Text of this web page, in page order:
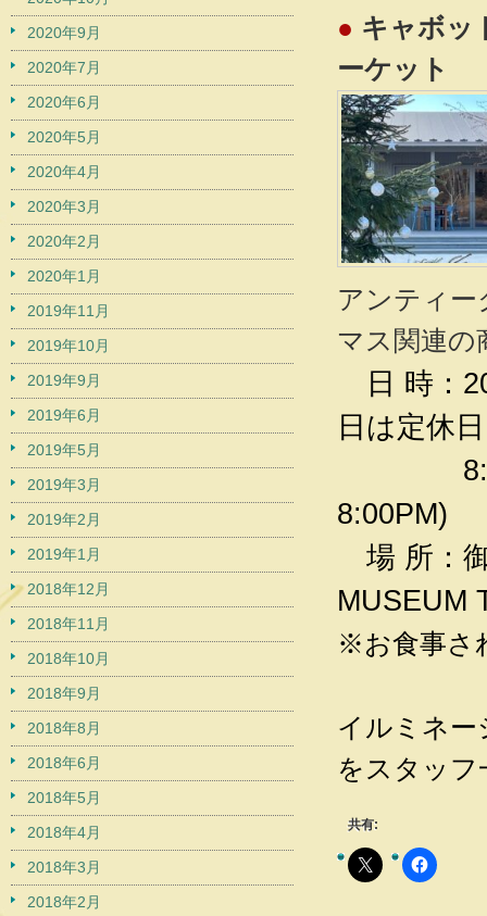
● キャボッ
ーケット
アンティ
マス関連の
日 時：
日は定休日
8:00AM
8:00PM)
場 所：
MUSEUM
※お食事さ
イルミネー
をスタッ
共有:
2020年9月
2020年7月
2020年6月
2020年5月
2020年4月
2020年3月
2020年2月
2020年1月
2019年11月
2019年10月
2019年9月
2019年6月
2019年5月
2019年3月
2019年2月
2019年1月
2018年12月
2018年11月
2018年10月
2018年9月
2018年8月
2018年6月
2018年5月
2018年4月
2018年3月
2018年2月